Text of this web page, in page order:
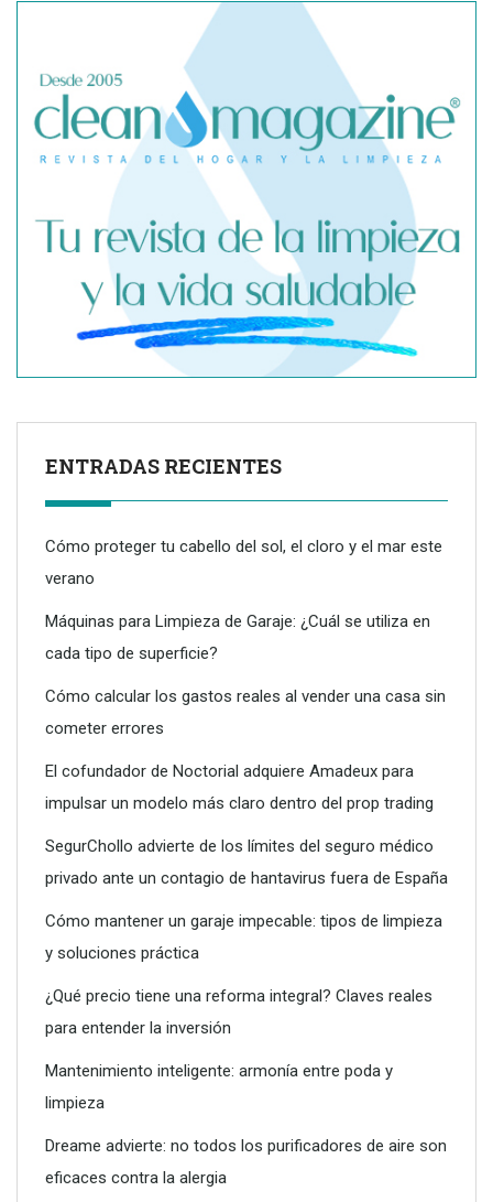
SegurChollo advierte de los límites del seguro médico
privado ante un contagio de hantavirus fuera de España
Dreame advierte: no todos los purificadores de aire son
eficaces contra la alergia
Conoce todos los servicios que puede ofrecerte un vivero
ENTRADAS RECIENTES
Cómo proteger tu cabello del sol, el cloro y el mar este
verano
Máquinas para Limpieza de Garaje: ¿Cuál se utiliza en
cada tipo de superficie?
Cómo calcular los gastos reales al vender una casa sin
cometer errores
El cofundador de Noctorial adquiere Amadeux para
impulsar un modelo más claro dentro del prop trading
SegurChollo advierte de los límites del seguro médico
privado ante un contagio de hantavirus fuera de España
Cómo mantener un garaje impecable: tipos de limpieza
y soluciones práctica
¿Qué precio tiene una reforma integral? Claves reales
para entender la inversión
Mantenimiento inteligente: armonía entre poda y
limpieza
Dreame advierte: no todos los purificadores de aire son
eficaces contra la alergia